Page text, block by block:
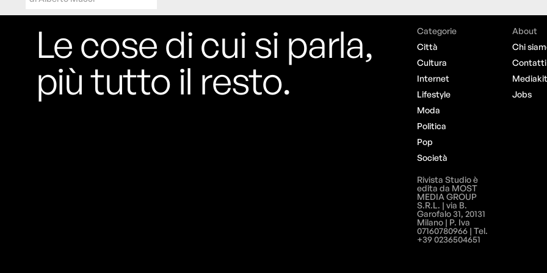
Le cose di cui si parla,
più tutto il resto.
Categorie
Città
Cultura
Internet
Lifestyle
Moda
Politica
Pop
Società
About
Chi
Contatti
Mediakit
Jobs
Rivista Studio è
edita da MOST
MEDIA GROUP
S.R.L. | via B.
Garofalo 31, 20131
Milano | P. Iva
07160780966 | Tel.
+39 0236504651